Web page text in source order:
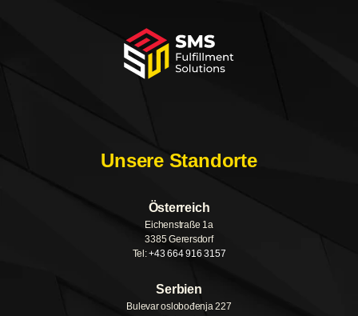
Unsere Standorte
Österreich
Eichenstraße 1a
3385 Gerersdorf
Tel:+43 664 916 3157
Serbien
Bulevar oslobođenja 227